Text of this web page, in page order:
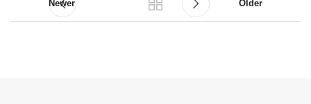
Newer Older